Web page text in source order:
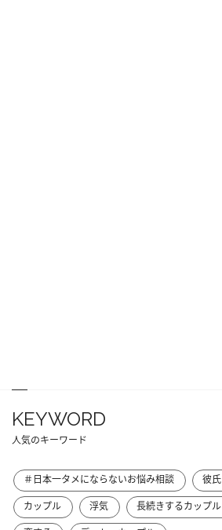
KEYWORD
人気のキーワード
＃日本一タメにならないお悩み相談 彼氏
カップル
浮気 長続きするカップル